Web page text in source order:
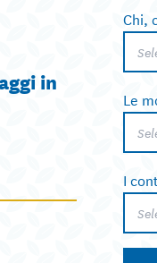
in
Chi,
Le
I